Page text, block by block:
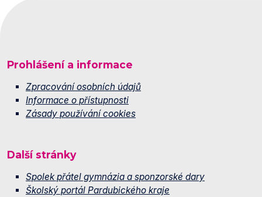
Prohlášení a informace
Zpracování osobních údajů
Informace o přístupnosti
Zásady používání cookies
Další stránky
Spolek přátel gymnázia a sponzorské dary
Školský portál Pardubického kraje